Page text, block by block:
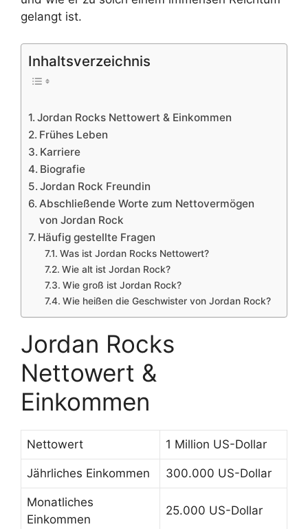
gelangt ist.
Inhaltsverzeichnis
Jordan Rocks Nettowert & Einkommen
Frühes Leben
Karriere
Biografie
Jordan Rock Freundin
Abschließende Worte zum Nettovermögen
von Jordan Rock
Häufig gestellte Fragen
Was ist Jordan Rocks Nettowert?
Wie alt ist Jordan Rock?
Wie groß ist Jordan Rock?
Wie heißen die Geschwister von Jordan Rock?
Jordan Rocks
Nettowert &
Einkommen
Nettowert 1 Million US-Dollar
Jährliches Einkommen 300.000 US-Dollar
Monatliches
Einkommen
25.000 US-Dollar